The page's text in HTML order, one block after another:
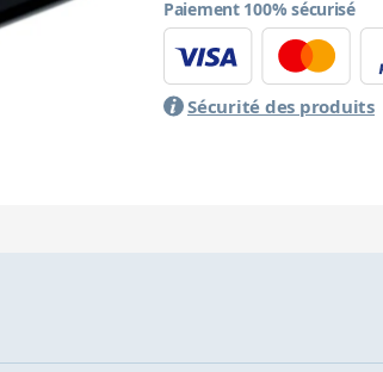
Paiement 100% sécurisé
Sécurité des produits